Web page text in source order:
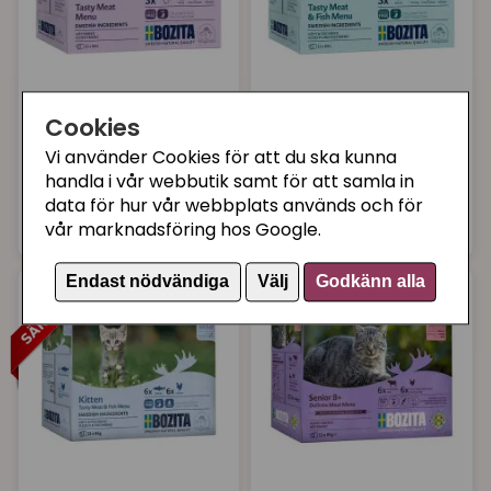
Cookies
Vi använder Cookies för att du ska kunna
handla i vår webbutik samt för att samla in
data för hur vår webbplats används och för
vår marknadsföring hos Google.
Endast nödvändiga Välj Godkänn alla
Bozita Feline mix sås
kött 12 x 85 gram
166 kr Köp
kött&fisk 12 x 85
gram
166 kr